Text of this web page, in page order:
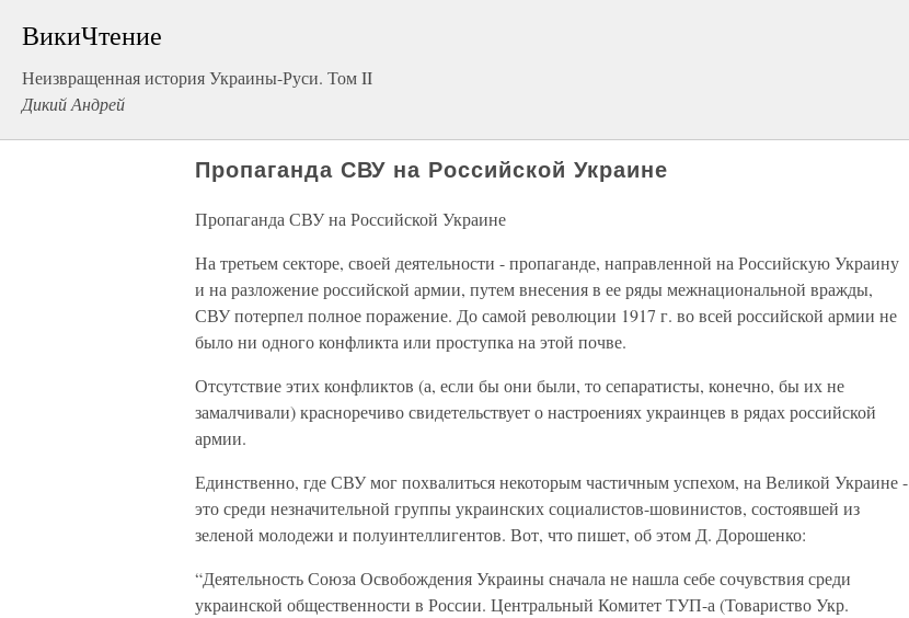
ВикиЧтение
Неизвращенная история Украины-Руси. Том II
Дикий Андрей
Пропаганда СВУ на Российской Украине
Пропаганда СВУ на Российской Украине
На третьем секторе, своей деятельности - пропаганде, направленной на Российскую Украину
и на разложение российской армии, путем внесения в ее ряды межнациональной вражды,
СВУ потерпел полное поражение. До самой революции 1917 г. во всей российской армии не
было ни одного конфликта или проступка на этой почве.
Отсутствие этих конфликтов (а, если бы они были, то сепаратисты, конечно, бы их не
замалчивали) красноречиво свидетельствует о настроениях украинцев в рядах российской
армии.
Единственно, где СВУ мог похвалиться некоторым частичным успехом, на Великой Украине -
это среди незначительной группы украинских социалистов-шовинистов, состоявшей из
зеленой молодежи и полуинтеллигентов. Вот, что пишет, об этом Д. Дорошенко:
“Деятельность Союза Освобождения Украины сначала не нашла себе сочувствия среди
украинской общественности в России. Центральный Комитет ТУП-а (Товариство Укр.